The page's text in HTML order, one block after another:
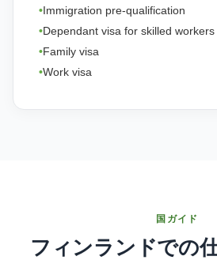
Immigration pre-qualification
Dependant visa for skilled workers
Family visa
Work visa
国ガイド
フィンランドでの